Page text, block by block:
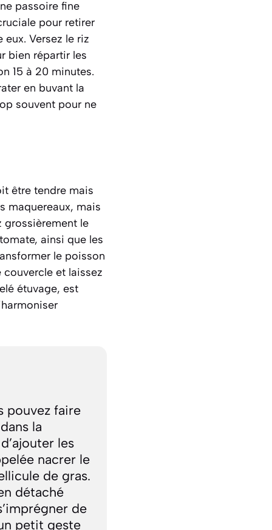
passoire fine
pour retirer
Versez le riz
bien répartir les
15 à 20 minutes.
en buvant la
souvent pour ne
être tendre mais
maquereaux, mais
grossièrement le
ainsi que les
le poisson
couvercle et laissez
étuvage, est
pouvez faire
la
les
nacrer le
de gras.
détaché
de
petit geste